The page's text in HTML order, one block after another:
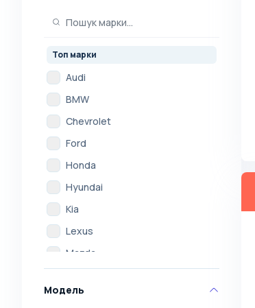
Топ марки
Audi
BMW
Chevrolet
Ford
Honda
Hyundai
Kia
Lexus
Mazda
Mitsubishi
Модель